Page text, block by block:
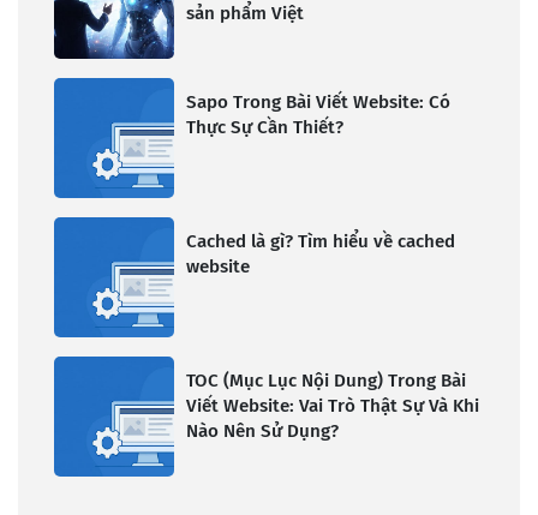
sản phẩm Việt
Sapo Trong Bài Viết Website: Có
Thực Sự Cần Thiết?
Cached là gì? Tìm hiểu về cached
website
TOC (Mục Lục Nội Dung) Trong Bài
Viết Website: Vai Trò Thật Sự Và Khi
Nào Nên Sử Dụng?